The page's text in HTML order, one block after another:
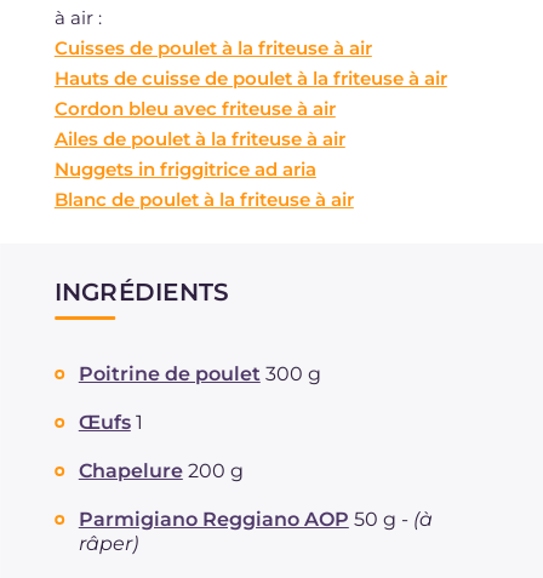
à air :
Cuisses de poulet à la friteuse à air
Hauts de cuisse de poulet à la friteuse à air
Cordon bleu avec friteuse à air
Ailes de poulet à la friteuse à air
Nuggets in friggitrice ad aria
Blanc de poulet à la friteuse à air
INGRÉDIENTS
Poitrine de poulet 300 g
Œufs 1
Chapelure 200 g
Parmigiano Reggiano AOP 50 g - (à
râper)